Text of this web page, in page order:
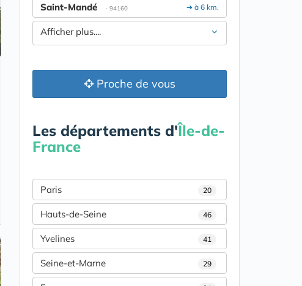
➔ à 6 km.
Saint-Mandé - 94160
Afficher plus....
Proche de vous
Les départements d'Île-de-
France
Paris 20
Hauts-de-Seine 46
Yvelines 41
Seine-et-Marne 29